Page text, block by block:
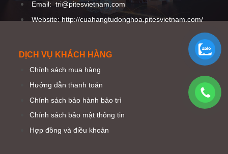
Email:tri@pitesvietnam.com
Website: http://cuahangtudonghoa.pitesvietnam.com/
DỊCH VỤ KHÁCH HÀNG
Chính sách mua hàng
Hướng dẫn thanh toán
Chính sách bảo hành bảo trì
Chính sách bảo mật thông tin
Hợp đồng và điều khoản